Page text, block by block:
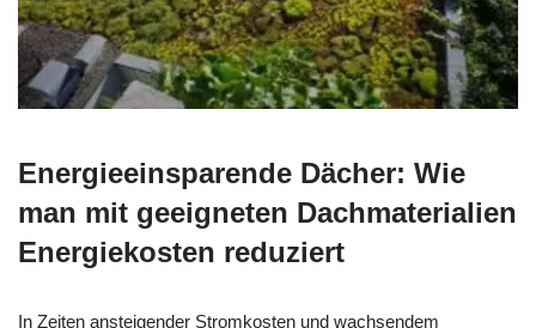
Energieeinsparende Dächer: Wie
man mit geeigneten Dachmaterialien
Energiekosten reduziert
In Zeiten ansteigender Stromkosten und wachsendem